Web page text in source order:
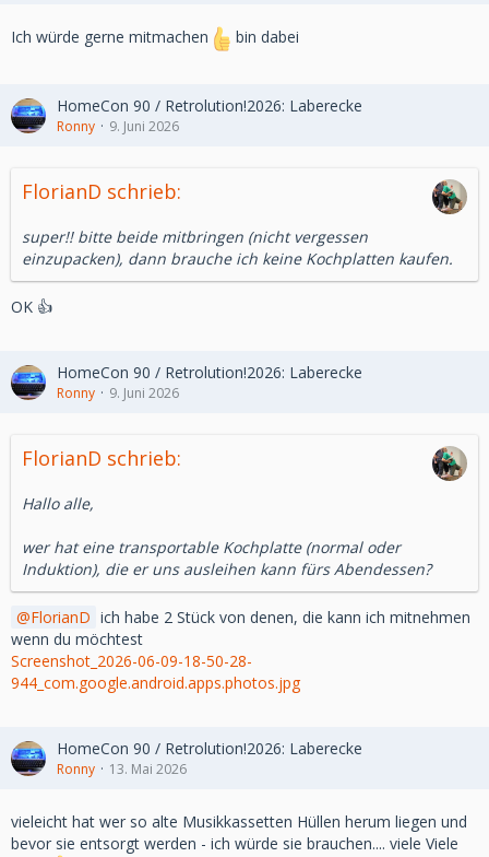
Ich würde gerne mitmachen bin dabei
HomeCon 90 / Retrolution!2026: Laberecke
Ronny 9. Juni 2026
FlorianD schrieb:
super!! bitte beide mitbringen (nicht vergessen
einzupacken), dann brauche ich keine Kochplatten kaufen.
OK 👍
HomeCon 90 / Retrolution!2026: Laberecke
Ronny 9. Juni 2026
FlorianD schrieb:
Hallo alle,
wer hat eine transportable Kochplatte (normal oder
Induktion), die er uns ausleihen kann fürs Abendessen?
FlorianD ich habe 2 Stück von denen, die kann ich mitnehmen
wenn du möchtest
Screenshot_2026-06-09-18-50-28-
944_com.google.android.apps.photos.jpg
HomeCon 90 / Retrolution!2026: Laberecke
Ronny 13. Mai 2026
vieleicht hat wer so alte Musikkassetten Hüllen herum liegen und
bevor sie entsorgt werden - ich würde sie brauchen.... viele Viele